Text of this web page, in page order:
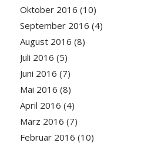
Oktober 2016 (10)
September 2016 (4)
August 2016 (8)
Juli 2016 (5)
Juni 2016 (7)
Mai 2016 (8)
April 2016 (4)
März 2016 (7)
Februar 2016 (10)